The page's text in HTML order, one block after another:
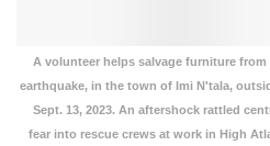
A volunteer helps salvage furniture
earthquake, in the town of Imi N'tala,
Sept. 13, 2023. An aftershock rattled
fear into rescue crews at work in High